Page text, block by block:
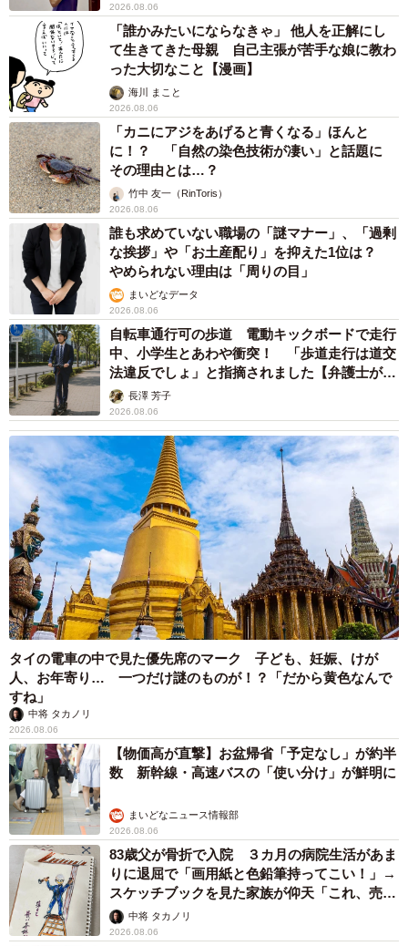
ことが先決だと思いかなり頑張ったそうだ。
「この子たちがいなければ、今生きていたかどうか。本当
に人生180度変わりました。これはいつも言っていることな
のですが、うちの猫たちは本当に招き猫だなと！家族も、
私が3匹を保護して本当に良かったと思っていると思いま
す」
2026.08.06
「誰かみたいにならなきゃ」 他人を正解にし
て生きてきた母親 自己主張が苦手な娘に教わ
った大切なこと【漫画】
海川 まこと
2026.08.06
「カニにアジをあげると青くなる」ほんと
に！？ 「自然の染色技術が凄い」と話題に
その理由とは…？
竹中 友一（RinToris）
2026.08.06
誰も求めていない職場の「謎マナー」、「過剰
な挨拶」や「お土産配り」を抑えた1位は？
やめられない理由は「周りの目」
まいどなデータ
2026.08.06
自転車通行可の歩道 電動キックボードで走行
中、小学生とあわや衝突！ 「歩道走行は道交
法違反でしょ」と指摘されました【弁護士が解
説】長澤 芳子
2026.08.06
タイの電車の中で見た優先席のマーク 子ども、妊娠、けが
人、お年寄り… 一つだけ謎のものが！？「だから黄色なんで
すね」
中将 タカノリ
2026.08.06
【物価高が直撃】お盆帰省「予定なし」が約半
数 新幹線・高速バスの「使い分け」が鮮明に
まいどなニュース情報部
2026.08.06
83歳父が骨折で入院 ３カ月の病院生活があま
りに退屈で「画用紙と色鉛筆持ってこい！」→
スケッチブックを見た家族が仰天「これ、売れ
ますよ…」
中将 タカノリ
2026.08.06